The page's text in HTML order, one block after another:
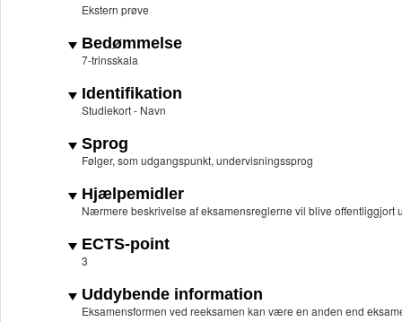
Ekstern prøve
Bedømmelse
7-trinsskala
Identifikation
Studiekort - Navn
Sprog
Følger, som udgangspunkt, undervisningssprog
Hjælpemidler
Nærmere beskrivelse af eksamensreglerne vil blive offentliggjort
ECTS-point
3
Uddybende information
Eksamensformen ved reeksamen kan være en anden end